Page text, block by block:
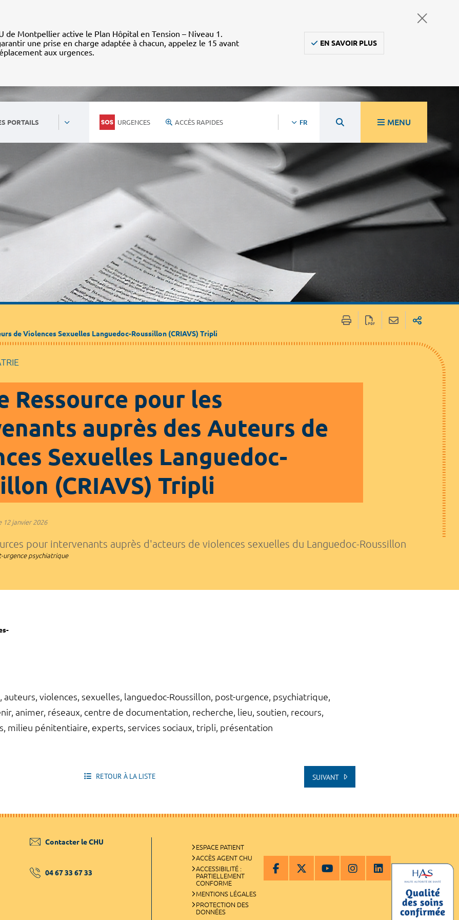
de Montpellier active le Plan Hôpital en Tension – Niveau 1.
une prise en charge adaptée à chacun, appelez le 15 avant
aux urgences.
EN SAVOIR PLUS
PORTAILS URGENCES ACCÈS RAPIDES FR MENU
de Violences Sexuelles Languedoc-Roussillon (CRIAVS) Tripli
Ressource pour les
auprès des Auteurs de
Sexuelles Languedoc-
(CRIAVS) Tripli
12 janvier 2026
pour intervenants auprès d'acteurs de violences sexuelles du Languedoc-Roussillon
urgence psychiatrique
violences, sexuelles, languedoc-Roussillon, post-urgence, psychiatrique,
animer, réseaux, centre de documentation, recherche, lieu, soutien, recours,
milieu pénitentiaire, experts, services sociaux, tripli, présentation
RETOUR À LA LISTE SUIVANT
Contacter le CHU
04 67 33 67 33
ESPACE PATIENT
ACCÈS AGENT CHU
ACCESSIBILITÉ :
PARTIELLEMENT
CONFORME
MENTIONS LÉGALES
PROTECTION DES
DONNÉES